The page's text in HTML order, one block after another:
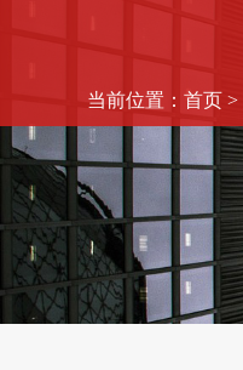
当前位置： 首页 >